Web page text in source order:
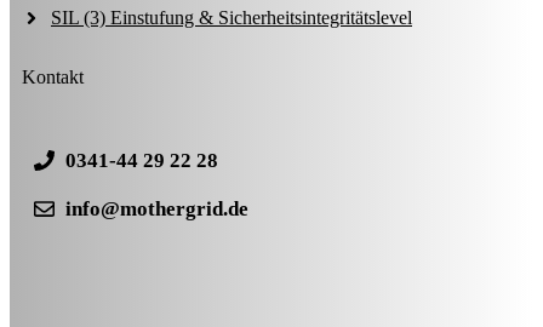
SIL (3) Einstufung & Sicherheitsintegritätslevel
Kontakt
0341-44 29 22 28
info@mothergrid.de